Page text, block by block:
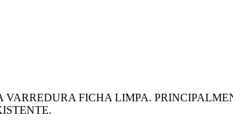
FICHA LIMPA.